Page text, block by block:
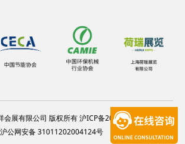
展有限公司 版权所有 沪ICP备20012314号-4
沪公网安备 31011202004124号